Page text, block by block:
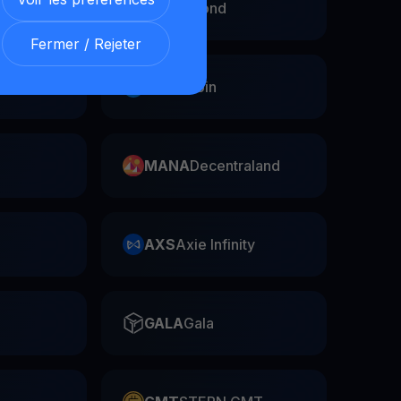
Fermer / Rejeter
EGLD Elrond
Filecoin
MANADecentraland
AXSAxie Infinity
GALAGala